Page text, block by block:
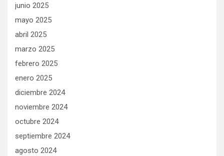
junio 2025
mayo 2025
abril 2025
marzo 2025
febrero 2025
enero 2025
diciembre 2024
noviembre 2024
octubre 2024
septiembre 2024
agosto 2024